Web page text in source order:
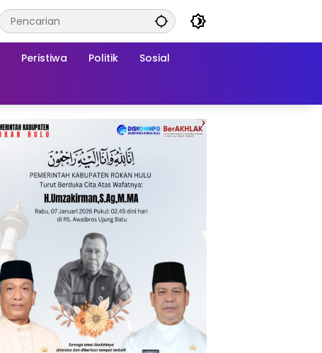
Peristiwa Politik Sosial